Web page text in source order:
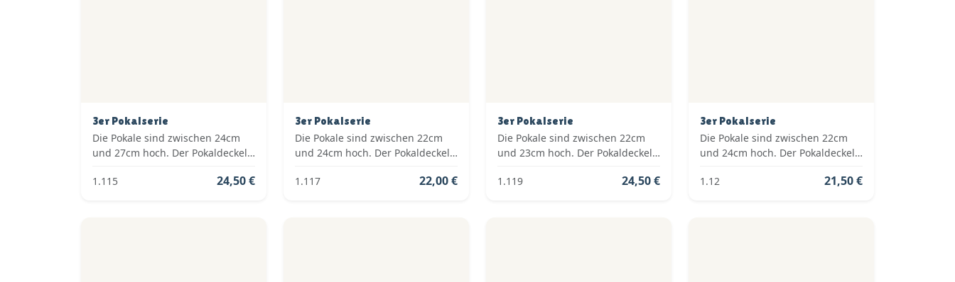
3er Pokalserie
Die Pokale sind zwischen 24cm
und 27cm hoch. Der Pokaldeckel
Farben der Pokalserie sind: Gold.
1.115 24,50 €
3er Pokalserie
Die Pokale sind zwischen 22cm
und 24cm hoch. Der Pokaldeckel
Farben der Pokalserie sind: Gold.
1.117 22,00 €
3er Pokalserie
Die Pokale sind zwischen 22cm
und 23cm hoch. Der Pokaldeckel
Farben der Pokalserie sind: Gold,
1.119 24,50 €
3er Pokalserie
Die Pokale sind zwischen 22cm
und 24cm hoch. Der Pokaldeckel
Farben der Pokalserie sind: Silber.
1.12 21,50 €